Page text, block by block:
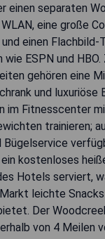
einen separaten
eine große
einen Flachbild-
wie ESPN und
gehören eine
und luxuriöse
im Fitnesscenter
trainieren;
Bügelservice
kostenloses
Hotels serviert,
leichte
Der
von 4 Meilen